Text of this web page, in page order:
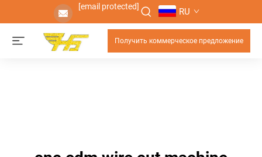
[email protected] RU
Получить коммерческое предложение